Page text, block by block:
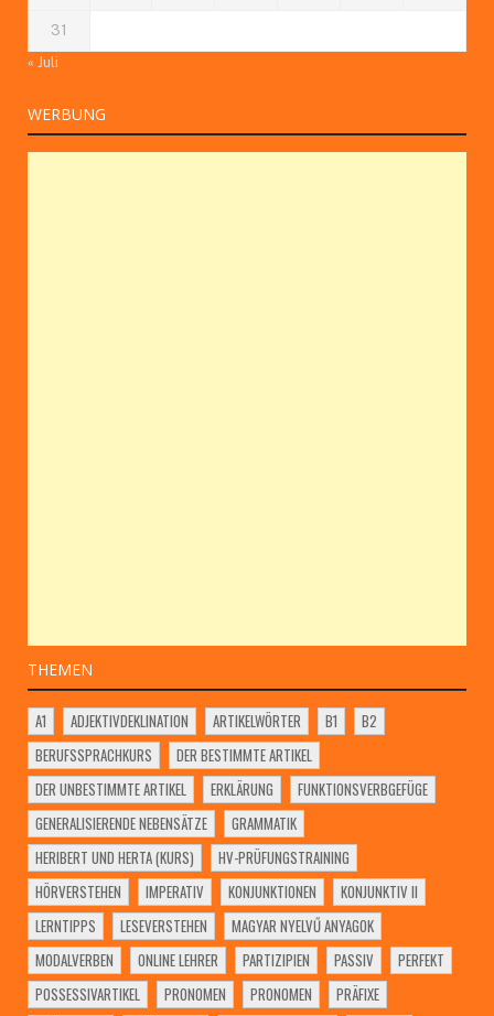
31
« Juli
WERBUNG
THEMEN
A1 ADJEKTIVDEKLINATION ARTIKELWÖRTER B1
B2
BERUFSSPRACHKURS
DER BESTIMMTE ARTIKEL
DER UNBESTIMMTE ARTIKEL
ERKLÄRUNG
FUNKTIONSVERBGEFÜGE
GENERALISIERENDE NEBENSÄTZE
GRAMMATIK
HERIBERT UND HERTA (KURS)
HV-PRÜFUNGSTRAINING
HÖRVERSTEHEN
IMPERATIV KONJUNKTIONEN
KONJUNKTIV II
LERNTIPPS
LESEVERSTEHEN
MAGYAR NYELVŰ ANYAGOK
MODALVERBEN
ONLINE LEHRER PARTIZIPIEN PASSIV
PERFEKT
POSSESSIVARTIKEL
PRONOMEN PRONOMEN
PRÄFIXE